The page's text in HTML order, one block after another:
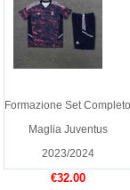
Formazione Set Completo
Maglia Juventus
2023/2024
€32.00